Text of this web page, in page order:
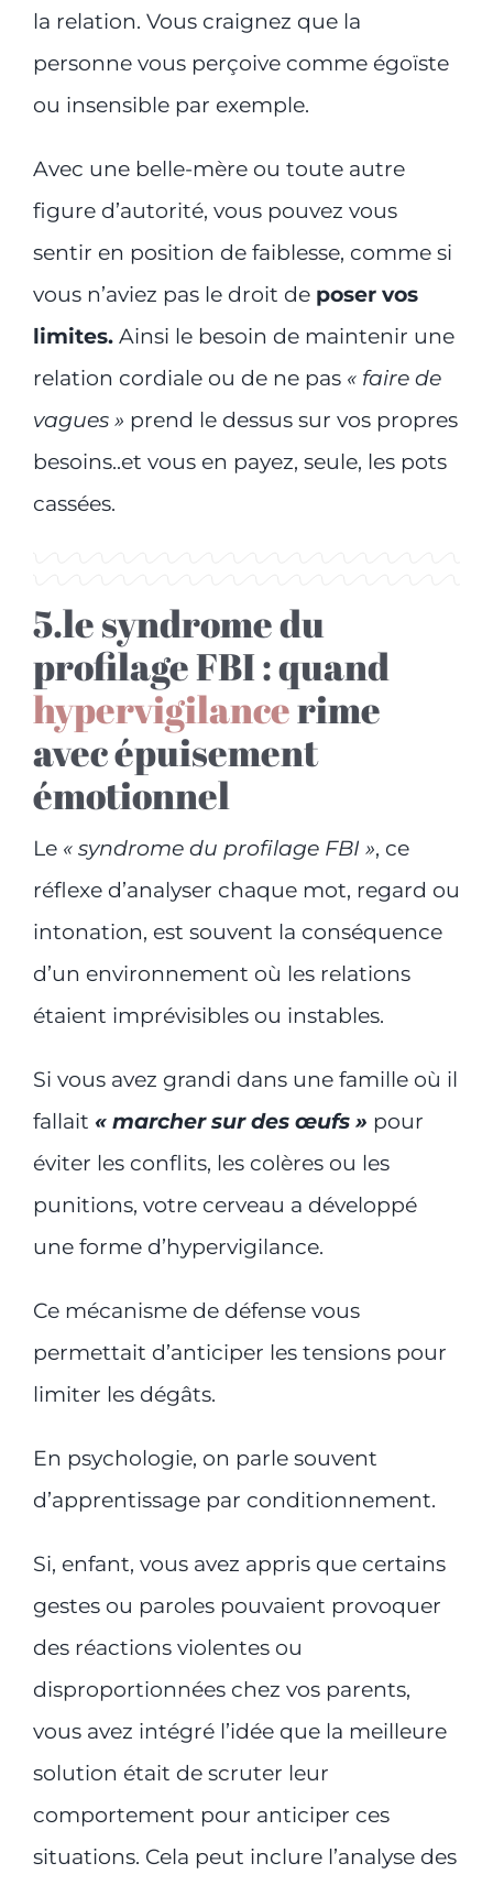
la relation. Vous craignez que la
personne vous perçoive comme égoïste
ou insensible par exemple.
Avec une belle-mère ou toute autre
figure d’autorité, vous pouvez vous
sentir en position de faiblesse, comme si
vous n’aviez pas le droit de poser vos
limites.Ainsi le besoin de maintenir une
relation cordiale ou de ne pas « faire de
vagues » prend le dessus sur vos propres
besoins..et vous en payez, seule, les pots
cassées.
5.le syndrome du
profilage FBI : quand
hypervigilancerime
avec épuisement
émotionnel
Le « syndrome du profilage FBI », ce
réflexe d’analyser chaque mot, regard ou
intonation, est souvent la conséquence
d’un environnement où les relations
étaient imprévisibles ou instables.
Si vous avez grandi dans une famille où il
fallait « marcher sur des œufs » pour
éviter les conflits, les colères ou les
punitions, votre cerveau a développé
une forme d’hypervigilance.
Ce mécanisme de défense vous
permettait d’anticiper les tensions pour
limiter les dégâts.
En psychologie, on parle souvent
d’apprentissage par conditionnement.
Si, enfant, vous avez appris que certains
gestes ou paroles pouvaient provoquer
des réactions violentes ou
disproportionnées chez vos parents,
vous avez intégré l’idée que la meilleure
solution était de scruter leur
comportement pour anticiper ces
situations. Cela peut inclure l’analyse des